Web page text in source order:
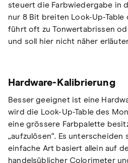
steuert die Farbwiedergabe in
nur 8 Bit breiten Look-Up-Table
führt oft zu Tonwertabrissen
und soll hier nicht näher
Hardware-Kalibrierung
Besser geeignet ist eine
wird die Look-Up-Table des
eine grössere Farbpalette
„aufzulösen“. Es unterscheiden
einfache Art basiert allein auf
handelsüblicher Colorimeter